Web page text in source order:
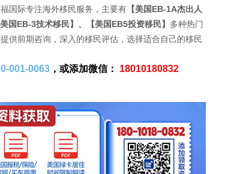
国际专注海外移民服务，主要有 【美国EB-1A杰出人
国EB-3技术移民】、【美国EB5投资移民】 多种热门
供前期咨询，深入的移民评估，选择适合自己的移民
001-0063 ，或添加微信： 18010180832